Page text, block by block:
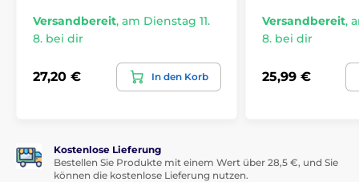
Display, integrierter Ständer
griffbereit – eine zuverlässige Lösung für alle Ihre
Bedürfnisse unterwegs und zu Hause!
Versandbereit, am Dienstag 11.
8. bei dir
27,20 € In den Korb
Versandbereit,
8. bei dir
25,99 €
Kostenlose Lieferung
Bestellen Sie Produkte mit einem Wert über 28,5 €, und Sie
können die kostenlose Lieferung nutzen.